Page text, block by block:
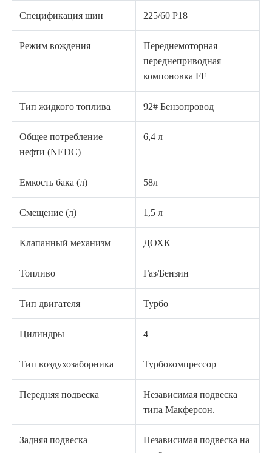
Спецификация шин 225/60 Р18
Режим вождения
Переднемоторная
переднеприводная
компоновка FF
Тип жидкого топлива 92# Бензопровод
Общее потребление
нефти (NEDC)
6,4 л
Емкость бака (л) 58л
Смещение (л) 1,5 л
Клапанный механизм ДОХК
Топливо Газ/Бензин
Тип двигателя Турбо
Цилиндры 4
Тип воздухозаборника Турбокомпрессор
Передняя подвеска
Независимая подвеска
типа Макферсон.
Задняя подвеска
Независимая подвеска на